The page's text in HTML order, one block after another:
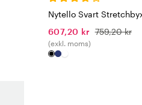
Nytello Svart
607,20 kr 759,20 kr
(exkl. moms)